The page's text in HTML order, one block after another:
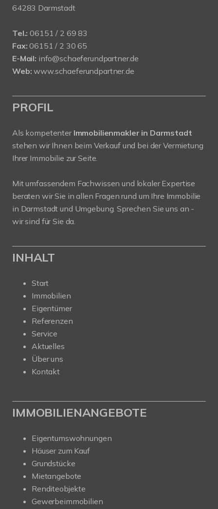
64283 Darmstadt
Tel.: 06151 / 2 69 83
Fax: 06151 / 2 30 65
E-Mail: info@schaeferundpartner.de
Web: www.schaeferundpartner.de
PROFIL
Als kompetenter Immobilienmakler in Darmstadt
stehen wir Ihnen beim Verkauf und bei der Vermietung
Ihrer Immobilie zur Seite.
Mit umfassendem Fachwissen und lokaler Expertise
beraten wir Sie in allen Fragen rund um Ihre Immobilie
in Darmstadt und Umgebung. Sprechen Sie uns an -
wir sind für Sie da.
INHALT
Start
Immobilien
Eigentümer
Referenzen
Service
Aktuelles
Über uns
Kontakt
IMMOBILIENANGEBOTE
Eigentumswohnungen
Häuser zum Kauf
Grundstücke
Mietangebote
Renditeobjekte
Gewerbeimmobilien